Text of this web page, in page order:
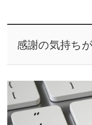
感謝の気持ち